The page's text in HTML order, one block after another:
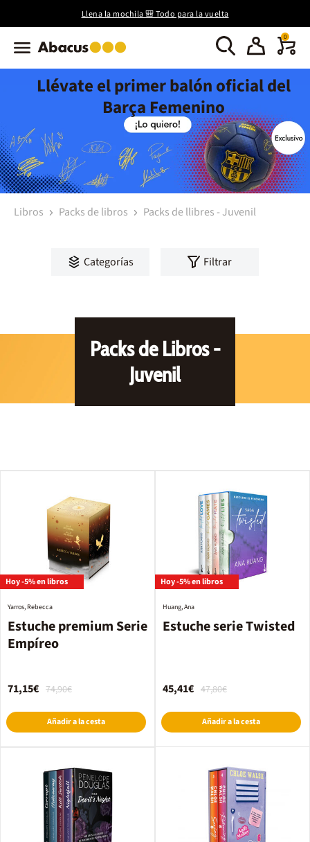
Llena la mochila 🎒 Todo para la vuelta
0
Llévate el primer balón oficial del
Barça Femenino
Libros Packs de libros Packs de llibres - Juvenil
Categorías Filtrar
Packs de Libros -
Juvenil
Hoy -5% en libros
Estuche premium Serie
Empíreo
Yarros, Rebecca
74,90€
71,15€
Añadir a la cesta
Hoy -5% en libros
Estuche serie Twisted
Huang, Ana
47,80€
45,41€
Añadir a la cesta